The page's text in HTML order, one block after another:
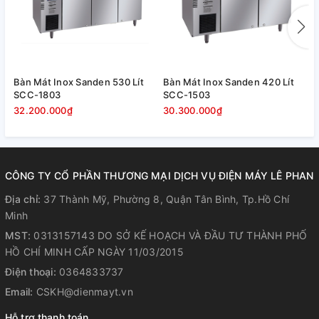
Dung tích 290 lít, phù hợp với gia
tiện lợi
Tủ Mát Sanaky Inverter VH358K3L thiết kế dạng tủ đứng, 1
đình kinh doanh quán ăn, tiệm tạp hóa, hoặc siêu thị
cógam màu trang nhãkết hợp lớp cửa kính trong suốt, dễ
Bàn Mát Inox Sanden 530 Lít
SCC-1803
32.200.000₫
Bàn Mát Inox Sanden 420 Lít
SCC-1503
30.300.000₫
CÔNG TY CỔ PHẦN THƯƠNG MẠI DỊCH VỤ ĐIỆN MÁY LÊ PHAN
Địa chỉ: 37 Thành Mỹ, Phường 8, Quận Tân Bình, Tp.Hồ Chí
Minh
MST: 0313157143 DO SỞ KẾ HOẠCH VÀ ĐẦU TƯ THÀNH PHỐ
HỒ CHÍ MINH CẤP NGÀY 11/03/2015
Điện thoại: 0364833737
Email: CSKH@dienmayt.vn